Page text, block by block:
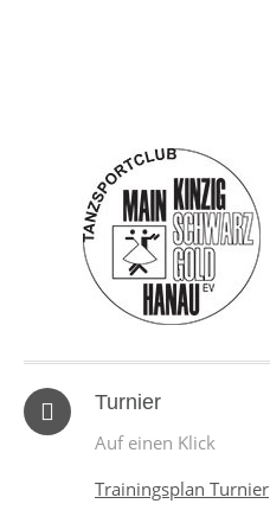
Turnier
Auf einen Klick
Trainingsplan Turnier